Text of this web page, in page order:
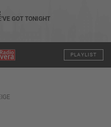
GOT TONIGHT
PLAYLIST